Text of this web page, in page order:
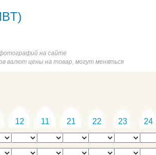
(MBT)
на сайте
валют цены на товар, могут меняться
12 11 21 22 23 24